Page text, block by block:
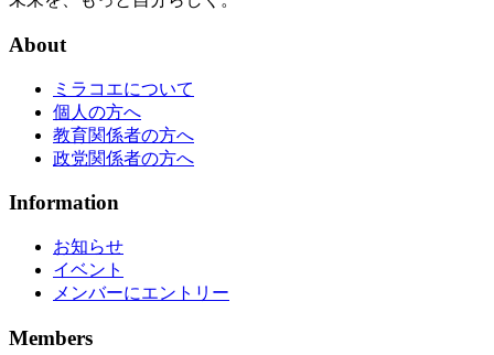
About
ミラコエについて
個人の方へ
教育関係者の方へ
政党関係者の方へ
Information
お知らせ
イベント
メンバーにエントリー
Members